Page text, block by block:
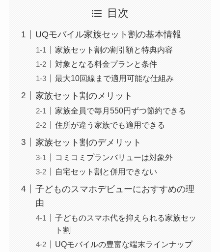
目次
UQモバイル家族セット割の基本情報
家族セット割の割引額と特典内容
対象となる料金プランと条件
最大10回線まで適用可能な仕組み
家族セット割のメリット
家族全員で毎月550円ずつ節約できる
住所が違う家族でも適用できる
家族セット割のデメリット
コミコミプランバリューは対象外
自宅セット割と併用できない
子どものスマホデビューにおすすめの理
由
子どものスマホ代を抑えられる家族セッ
ト割
UQモバイルの豊富な端末ラインナップ